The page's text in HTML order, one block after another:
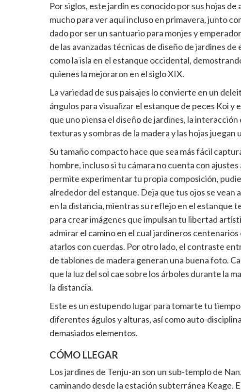
Por siglos, este jardín es conocido por sus hojas
mucho para ver aquí incluso en primavera, junto
dado por ser un santuario para monjes y
de las avanzadas técnicas de diseño de jardines
como la isla en el estanque occidental,
quienes la mejoraron en el siglo XIX.
La variedad de sus paisajes lo convierte en un
ángulos para visualizar el estanque de peces Koi y
que uno piensa el diseño de jardines, la interacción
texturas y sombras de la madera y las hojas juegan
Su tamaño compacto hace que sea más fácil
hombre, incluso si tu cámara no cuenta con
permite experimentar tu propia composición,
alrededor del estanque. Deja que tus ojos se vean
en la distancia, mientras su reflejo en el estanque
para crear imágenes que impulsan tu libertad
admirar el camino en el cual jardineros
atarlos con cuerdas. Por otro lado, el contraste
de tablones de madera generan una buena foto.
que la luz del sol cae sobre los árboles durante la
la distancia.
Este es un estupendo lugar para tomarte tu
diferentes águlos y alturas, así como auto-
demasiados elementos.
CÓMO LLEGAR
Los jardines de Tenju-an son un sub-templo de
caminando desde la estación subterránea Keage.